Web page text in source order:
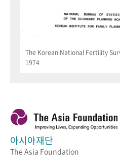
The Korean National Fertility
1974
아시아재단
The Asia Foundation